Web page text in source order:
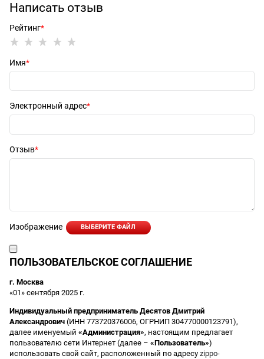
Написать отзыв
Рейтинг
Имя
Электронный адрес
Отзыв
Изображение ВЫБЕРИТЕ ФАЙЛ
ПОЛЬЗОВАТЕЛЬСКОЕ СОГЛАШЕНИЕ
г. Москва
«01» сентября 2025 г.
Индивидуальный предприниматель Десятов Дмитрий
Александрович (ИНН 773720376006, ОГРНИП 304770000123791),
далее именуемый «Администрация», настоящим предлагает
пользователю сети Интернет (далее – «Пользователь»)
использовать свой сайт, расположенный по адресу zippo-